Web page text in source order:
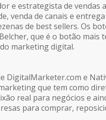
e estrategista de vendas
venda de canais e
de best sellers. Os
que é o botão mais
marketing digital.
e
que tem como
real para negócios e
para comprar,